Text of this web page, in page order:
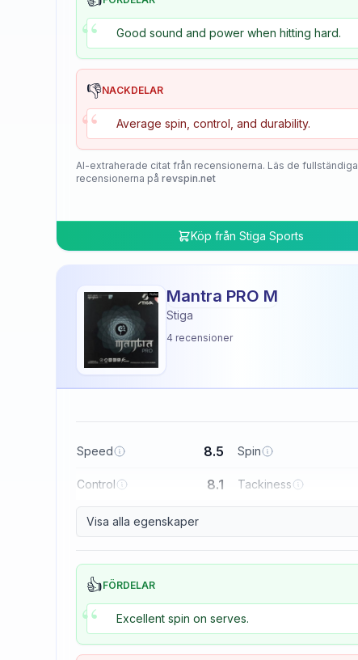
“ Good sound and power when hitting hard.
👎NACKDELAR
“ Average spin, control, and durability.
AI-extraherade citat från recensionerna. Läs de fullständiga
recensionerna på revspin.net
Köp från Stiga Sports
Mantra PRO M
Stiga
4 recensioner
Speed 8.5 Spin
Control 8.1 Tackiness
Visa alla egenskaper
👍FÖRDELAR
“ Excellent spin on serves.